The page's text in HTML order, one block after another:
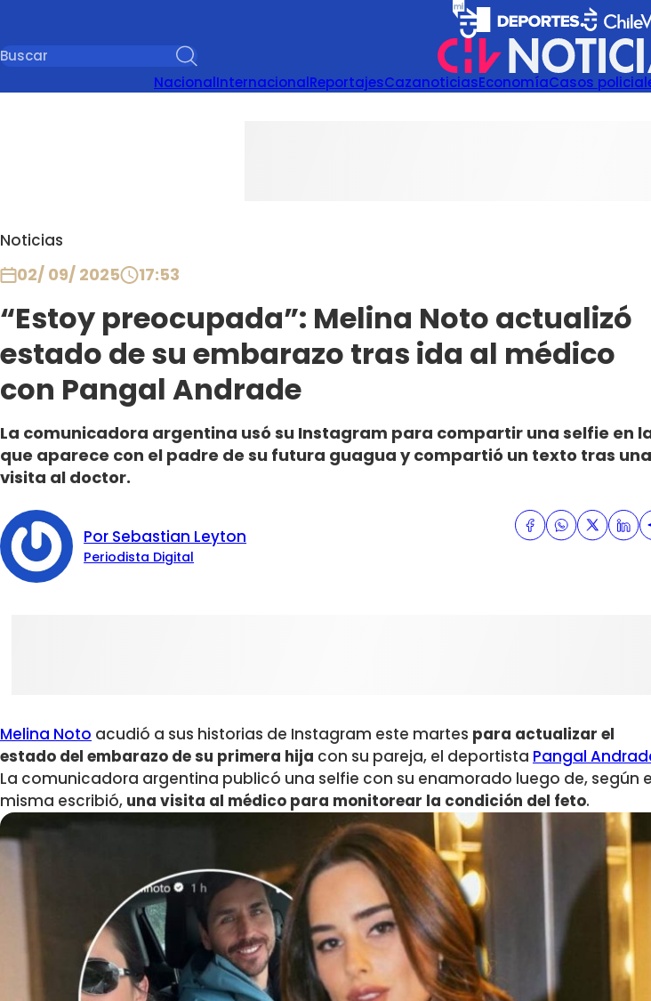
NacionalInternacionalReportajesCazanoticiasEconomíaCasos
Noticias
02/ 09/ 2025 17:53
“Estoy preocupada”: Melina Noto actualizó
estado de su embarazo tras ida al médico
con Pangal Andrade
La comunicadora argentina usó su Instagram para compartir una selfie en
que aparece con el padre de su futura guagua y compartió un texto tras una
visita al doctor.
Por Sebastian Leyton
Periodista Digital
Melina Noto acudió a sus historias de Instagram este martes para actualizar el
estado del embarazo de su primera hija con su pareja, el deportista Pangal
La comunicadora argentina publicó una selfie con su enamorado luego de, según
misma escribió, una visita al médico para monitorear la condición del feto.